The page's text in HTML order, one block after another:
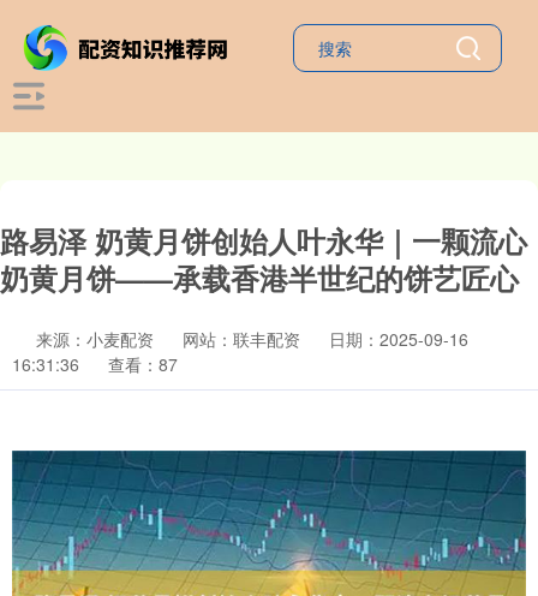
路易泽 奶黄月饼创始人叶永华｜一颗流心
奶黄月饼——承载香港半世纪的饼艺匠心
来源：小麦配资 网站：联丰配资
日期：2025-09-16
16:31:36
查看：87